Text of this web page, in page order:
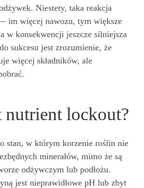
Niestety, taka reakcja
im więcej nawozu, tym większe
w konsekwencji jeszcze silniejsza
sukcesu jest zrozumienie, że
więcej składników, ale
nutrient lockout?
stan, w którym korzenie roślin nie
minerałów, mimo że są
odżywczym lub podłożu.
jest nieprawidłowe pH lub zbyt